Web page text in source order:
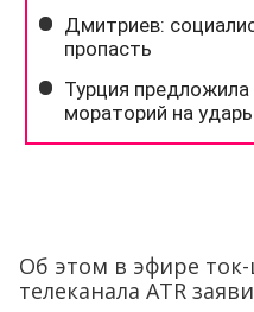
Об этом в эфире
телеканала ATR